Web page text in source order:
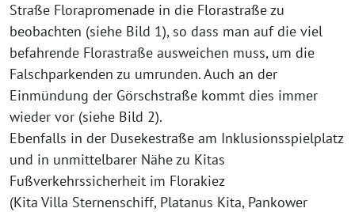
Straße Florapromenade in die Florastraße zu
beobachten (siehe Bild 1), so dass man auf die viel
befahrende Florastraße ausweichen muss, um die
Falschparkenden zu umrunden. Auch an der
Einmündung der Görschstraße kommt dies immer
wieder vor (siehe Bild 2).
Ebenfalls in der Dusekestraße am Inklusionsspielplatz
und in unmittelbarer Nähe zu Kitas
Fußverkehrssicherheit im Florakiez
(Kita Villa Sternenschiff, Platanus Kita, Pankower